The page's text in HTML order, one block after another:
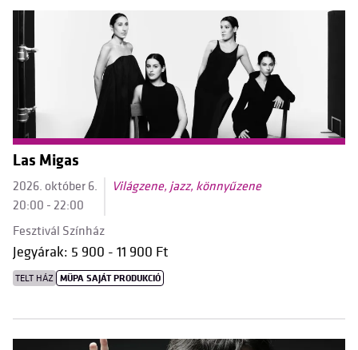
Las Migas
2026. október 6.
20:00 - 22:00
Világzene, jazz, könnyűzene
Fesztivál Színház
Jegyárak: 5 900 - 11 900 Ft
TELT HÁZ MÜPA SAJÁT PRODUKCIÓ